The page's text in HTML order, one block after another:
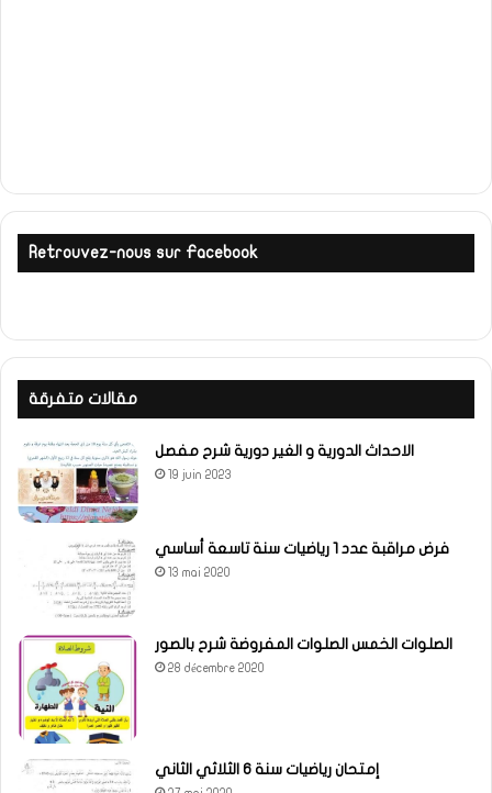
Retrouvez-nous sur Facebook
مقالات متفرقة
الاحداث الدورية و الغير دورية شرح مفصل
19 juin 2023
فرض مراقبة عدد 1 رياضيات سنة تاسعة أساسي
13 mai 2020
الصلوات الخمس الصلوات المفروضة شرح بالصور
28 décembre 2020
إمتحان رياضيات سنة 6 الثلاثي الثاني